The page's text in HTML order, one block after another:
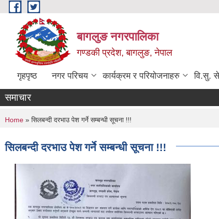
Skip to main content
बागलुङ नगरपालिका
गण्डकी प्रदेश, बागलुङ, नेपाल
गृहपृष्ठ नगर परिचय कार्यक्रम र परियोजनाहरु वि.सु.
समाचार
You are here
Home » सिलबन्दी दरभाउ पेश गर्ने सम्बन्धी सूचना !!!
सिलबन्दी दरभाउ पेश गर्ने सम्बन्धी सूचना !!!